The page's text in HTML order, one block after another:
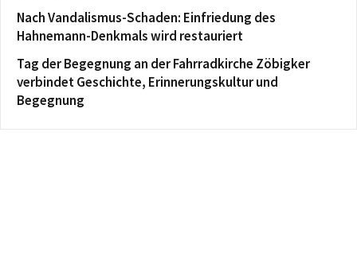
Nach Vandalismus-Schaden: Einfriedung des
Hahnemann-Denkmals wird restauriert
Tag der Begegnung an der Fahrradkirche Zöbigker
verbindet Geschichte, Erinnerungskultur und
Begegnung